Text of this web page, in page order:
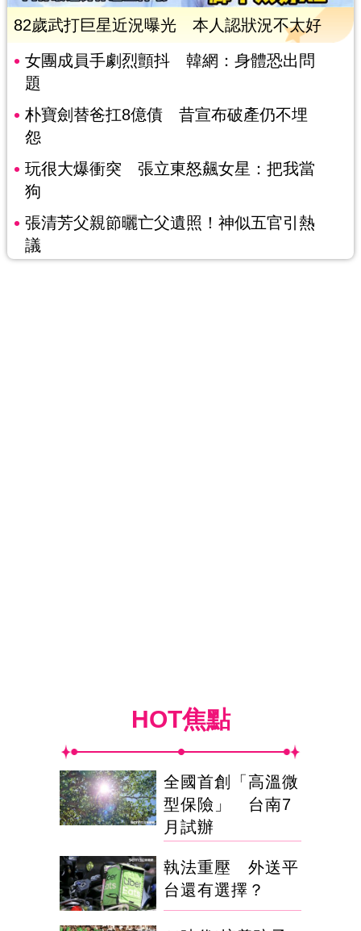
82歲武打巨星近況曝光 本人認狀況不太好
女團成員手劇烈顫抖 韓網：身體恐出問
題
朴寶劍替爸扛8億債 昔宣布破產仍不埋
怨
玩很大爆衝突 張立東怒飆女星：把我當
狗
張清芳父親節曬亡父遺照！神似五官引熱
議
HOT焦點
全國首創「高溫微
型保險」 台南7
月試辦
執法重壓 外送平
台還有選擇？